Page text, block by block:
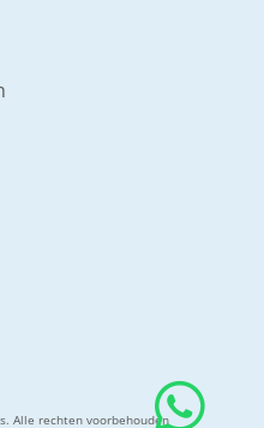
Alle rechten voorbehouden